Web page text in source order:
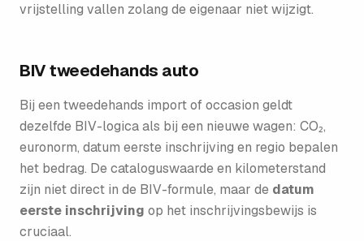
vrijstelling vallen zolang de eigenaar niet wijzigt.
BIV tweedehands auto
Bij een tweedehands import of occasion geldt
dezelfde BIV-logica als bij een nieuwe wagen: CO₂,
euronorm, datum eerste inschrijving en regio bepalen
het bedrag. De cataloguswaarde en kilometerstand
zijn niet direct in de BIV-formule, maar de datum
eerste inschrijving op het inschrijvingsbewijs is
cruciaal.